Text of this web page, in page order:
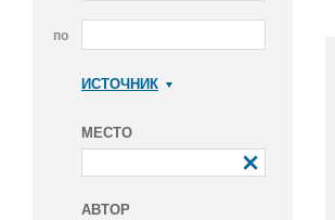
по
ИСТОЧНИК
МЕСТО
АВТОР